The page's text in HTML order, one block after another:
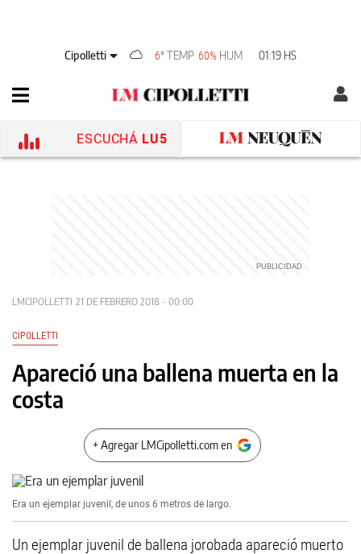
Cipolletti 6°TEMP 60% HUM 01:19 HS
ESCUCHÁ LU5
LMCIPOLLETTI 21 DE FEBRERO 2018 - 00:00
CIPOLLETTI
Apareció una ballena muerta en la
costa
+ Agregar LMCipolletti.com en
Era un ejemplar juvenil, de unos 6 metros de largo.
Un ejemplar juvenil de ballena jorobada apareció muerto